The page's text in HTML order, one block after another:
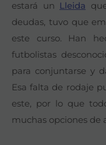
estará un Lleida
deudas, tuvo que
este curso. Han
futbolistas
para conjuntarse y
Esa falta de rodaje
este, por lo que
muchas opciones de